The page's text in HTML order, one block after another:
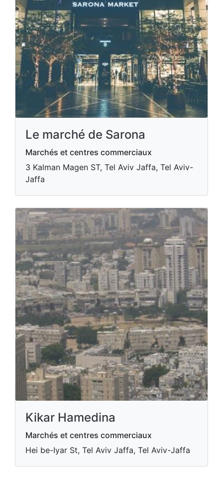
Le marché de Sarona
Marchés et centres commerciaux
3 Kalman Magen ST, Tel Aviv Jaffa, Tel Aviv-
Jaffa
Kikar Hamedina
Marchés et centres commerciaux
Hei be-Iyar St, Tel Aviv Jaffa, Tel Aviv-Jaffa